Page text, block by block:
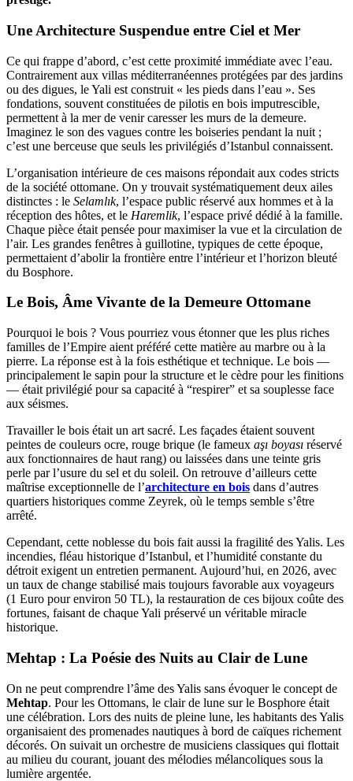
Une Architecture Suspendue entre Ciel et Mer
Ce qui frappe d’abord, c’est cette proximité immédiate avec l’eau.
Contrairement aux villas méditerranéennes protégées par des jardins
ou des digues, le Yali est construit « les pieds dans l’eau ». Ses
fondations, souvent constituées de pilotis en bois imputrescible,
permettent à la mer de venir caresser les murs de la demeure.
Imaginez le son des vagues contre les boiseries pendant la nuit ;
c’est une berceuse que seuls les privilégiés d’Istanbul connaissent.
L’organisation intérieure de ces maisons répondait aux codes stricts
de la société ottomane. On y trouvait systématiquement deux ailes
distinctes : le Selamlık, l’espace public réservé aux hommes et à la
réception des hôtes, et le Haremlik, l’espace privé dédié à la famille.
Chaque pièce était pensée pour maximiser la vue et la circulation de
l’air. Les grandes fenêtres à guillotine, typiques de cette époque,
permettaient d’abolir la frontière entre l’intérieur et l’horizon bleuté
du Bosphore.
Le Bois, Âme Vivante de la Demeure Ottomane
Pourquoi le bois ? Vous pourriez vous étonner que les plus riches
familles de l’Empire aient préféré cette matière au marbre ou à la
pierre. La réponse est à la fois esthétique et technique. Le bois —
principalement le sapin pour la structure et le cèdre pour les finitions
— était privilégié pour sa capacité à “respirer” et sa souplesse face
aux séismes.
Travailler le bois était un art sacré. Les façades étaient souvent
peintes de couleurs ocre, rouge brique (le fameux aşı boyası réservé
aux fonctionnaires de haut rang) ou laissées dans une teinte gris
perle par l’usure du sel et du soleil. On retrouve d’ailleurs cette
maîtrise exceptionnelle de l’architecture en bois dans d’autres
quartiers historiques comme Zeyrek, où le temps semble s’être
arrêté.
Cependant, cette noblesse du bois fait aussi la fragilité des Yalis. Les
incendies, fléau historique d’Istanbul, et l’humidité constante du
détroit exigent un entretien permanent. Aujourd’hui, en 2026, avec
un taux de change stabilisé mais toujours favorable aux voyageurs
(1 Euro pour environ 50 TL), la restauration de ces bijoux coûte des
fortunes, faisant de chaque Yali préservé un véritable miracle
historique.
Mehtap : La Poésie des Nuits au Clair de Lune
On ne peut comprendre l’âme des Yalis sans évoquer le concept de
Mehtap. Pour les Ottomans, le clair de lune sur le Bosphore était
une célébration. Lors des nuits de pleine lune, les habitants des Yalis
organisaient des promenades nautiques à bord de caïques richement
décorés. On suivait un orchestre de musiciens classiques qui flottait
au milieu du courant, jouant des mélodies mélancoliques sous la
lumière argentée.